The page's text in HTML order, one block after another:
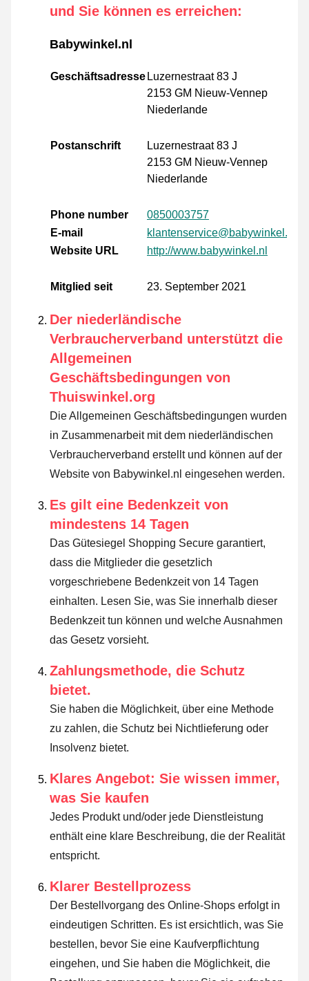
und Sie können es erreichen:
Babywinkel.nl
Geschäftsadresse Luzernestraat 83 J
2153 GM Nieuw-Vennep
Niederlande
Postanschrift
Luzernestraat 83 J
2153 GM Nieuw-Vennep
Niederlande
Phone number
0850003757
E-mail
klantenservice@babywinkel.nl
Website URL
http://www.babywinkel.nl
Mitglied seit 23. September 2021
Der niederländische
Verbraucherverband unterstützt die
Allgemeinen
Geschäftsbedingungen von
Thuiswinkel.org
Die Allgemeinen Geschäftsbedingungen wurden
in Zusammenarbeit mit dem niederländischen
Verbraucherverband erstellt und können auf der
Website von Babywinkel.nl eingesehen werden.
Es gilt eine Bedenkzeit von
mindestens 14 Tagen
Das Gütesiegel Shopping Secure garantiert,
dass die Mitglieder die gesetzlich
vorgeschriebene Bedenkzeit von 14 Tagen
einhalten. Lesen Sie, was Sie innerhalb dieser
Bedenkzeit tun können und welche Ausnahmen
das Gesetz vorsieht.
Zahlungsmethode, die Schutz
bietet.
Sie haben die Möglichkeit, über eine Methode
zu zahlen, die Schutz bei Nichtlieferung oder
Insolvenz bietet.
Klares Angebot: Sie wissen immer,
was Sie kaufen
Jedes Produkt und/oder jede Dienstleistung
enthält eine klare Beschreibung, die der Realität
entspricht.
Klarer Bestellprozess
Der Bestellvorgang des Online-Shops erfolgt in
eindeutigen Schritten. Es ist ersichtlich, was Sie
bestellen, bevor Sie eine Kaufverpflichtung
eingehen, und Sie haben die Möglichkeit, die